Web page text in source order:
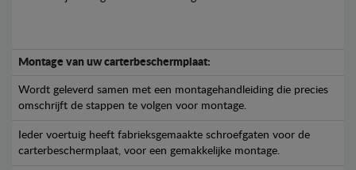
Montage van uw carterbeschermplaat:
Wordt geleverd samen met een montagehandleiding die precies
omschrijft de stappen te volgen voor montage.
Ieder voertuig heeft fabrieksgemaakte schroefgaten voor de
carterbeschermplaat, voor een gemakkelijke montage.